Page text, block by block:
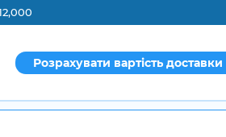
Розрахувати вартість доставки